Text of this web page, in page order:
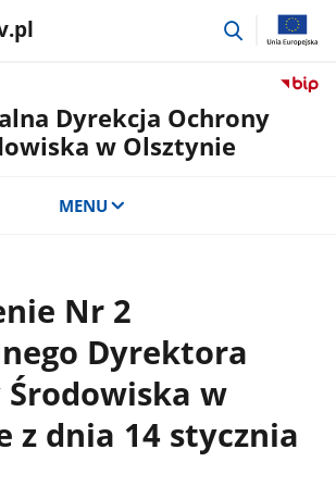
przejdź
Dyrekcja Ochrony
w Olsztynie
MENU
Nr 2
Dyrektora
w
z dnia 14 stycznia